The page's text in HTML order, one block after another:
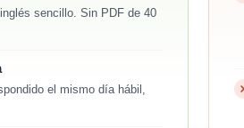
sencillo. Sin PDF de 40
el mismo día hábil,